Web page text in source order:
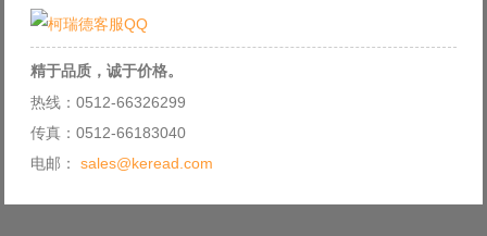
精于品质，诚于价格。
热线：0512-66326299
传真：0512-66183040
电邮： sales@keread.com